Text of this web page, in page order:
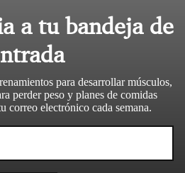
a tu bandeja de
para desarrollar músculos,
perder peso y planes de comidas
correo electrónico cada semana.